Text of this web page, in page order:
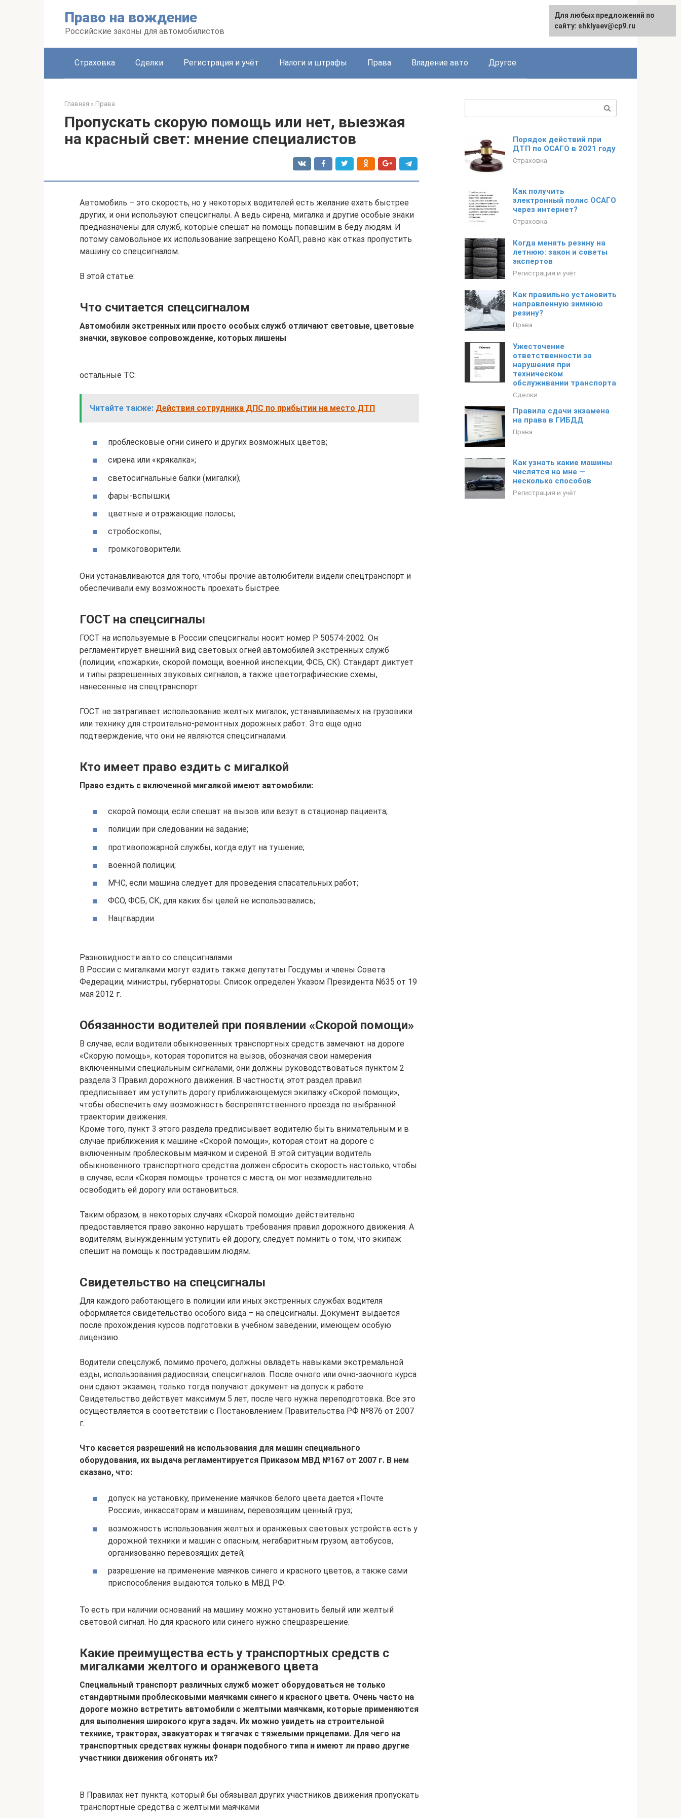
Право на вождение
Российские законы для автомобилистов
Страховка Сделки Регистрация и учёт Налоги и штрафы Права Владение авто Другое
Главная » Права
Пропускать скорую помощь или нет, выезжая
на красный свет: мнение специалистов
Автомобиль – это скорость, но у некоторых водителей есть желание ехать быстрее
других, и они используют спецсигналы. А ведь сирена, мигалка и другие особые знаки
предназначены для служб, которые спешат на помощь попавшим в беду людям. И
потому самовольное их использование запрещено КоАП, равно как отказ пропустить
машину со спецсигналом.
В этой статье:
Что считается спецсигналом
Автомобили экстренных или просто особых служб отличают световые, цветовые
значки, звуковое сопровождение, которых лишены
остальные ТС:
Читайте также: Действия сотрудника ДПС по прибытии на место ДТП
проблесковые огни синего и других возможных цветов;
сирена или «крякалка»;
светосигнальные балки (мигалки);
фары-вспышки;
цветные и отражающие полосы;
стробоскопы;
громкоговорители.
Они устанавливаются для того, чтобы прочие автолюбители видели спецтранспорт и
обеспечивали ему возможность проехать быстрее.
ГОСТ на спецсигналы
ГОСТ на используемые в России спецсигналы носит номер Р 50574-2002. Он
регламентирует внешний вид световых огней автомобилей экстренных служб
(полиции, «пожарки», скорой помощи, военной инспекции, ФСБ, СК). Стандарт диктует
и типы разрешенных звуковых сигналов, а также цветографические схемы,
нанесенные на спецтранспорт.
ГОСТ не затрагивает использование желтых мигалок, устанавливаемых на грузовики
или технику для строительно-ремонтных дорожных работ. Это еще одно
подтверждение, что они не являются спецсигналами.
Кто имеет право ездить с мигалкой
Право ездить с включенной мигалкой имеют автомобили:
скорой помощи, если спешат на вызов или везут в стационар пациента;
полиции при следовании на задание;
противопожарной службы, когда едут на тушение;
военной полиции;
МЧС, если машина следует для проведения спасательных работ;
ФСО, ФСБ, СК, для каких бы целей не использовались;
Нацгвардии.
Разновидности авто со спецсигналами
В России с мигалками могут ездить также депутаты Госдумы и члены Совета
Федерации, министры, губернаторы. Список определен Указом Президента N635 от 19
мая 2012 г.
Обязанности водителей при появлении «Скорой помощи»
В случае, если водители обыкновенных транспортных средств замечают на дороге
«Скорую помощь», которая торопится на вызов, обозначая свои намерения
включенными специальным сигналами, они должны руководствоваться пунктом 2
раздела 3 Правил дорожного движения. В частности, этот раздел правил
предписывает им уступить дорогу приближающемуся экипажу «Скорой помощи»,
чтобы обеспечить ему возможность беспрепятственного проезда по выбранной
траектории движения.
Кроме того, пункт 3 этого раздела предписывает водителю быть внимательным и в
случае приближения к машине «Скорой помощи», которая стоит на дороге с
включенным проблесковым маячком и сиреной. В этой ситуации водитель
обыкновенного транспортного средства должен сбросить скорость настолько, чтобы
в случае, если «Скорая помощь» тронется с места, он мог незамедлительно
освободить ей дорогу или остановиться.
Таким образом, в некоторых случаях «Скорой помощи» действительно
предоставляется право законно нарушать требования правил дорожного движения. А
водителям, вынужденным уступить ей дорогу, следует помнить о том, что экипаж
спешит на помощь к пострадавшим людям.
Свидетельство на спецсигналы
Для каждого работающего в полиции или иных экстренных службах водителя
оформляется свидетельство особого вида – на спецсигналы. Документ выдается
после прохождения курсов подготовки в учебном заведении, имеющем особую
лицензию.
Водители спецслужб, помимо прочего, должны овладеть навыками экстремальной
езды, использования радиосвязи, спецсигналов. После очного или очно-заочного курса
они сдают экзамен, только тогда получают документ на допуск к работе.
Свидетельство действует максимум 5 лет, после чего нужна переподготовка. Все это
осуществляется в соответствии с Постановлением Правительства РФ №876 от 2007
г.
Что касается разрешений на использования для машин специального
оборудования, их выдача регламентируется Приказом МВД №167 от 2007 г. В нем
сказано, что:
допуск на установку, применение маячков белого цвета дается «Почте
России», инкассаторам и машинам, перевозящим ценный груз;
возможность использования желтых и оранжевых световых устройств есть у
дорожной техники и машин с опасным, негабаритным грузом, автобусов,
организованно перевозящих детей;
разрешение на применение маячков синего и красного цветов, а также сами
приспособления выдаются только в МВД РФ.
То есть при наличии оснований на машину можно установить белый или желтый
световой сигнал. Но для красного или синего нужно спецразрешение.
Какие преимущества есть у транспортных средств с
мигалками желтого и оранжевого цвета
Специальный транспорт различных служб может оборудоваться не только
стандартными проблесковыми маячками синего и красного цвета. Очень часто на
дороге можно встретить автомобили с желтыми маячками, которые применяются
для выполнения широкого круга задач. Их можно увидеть на строительной
технике, тракторах, эвакуаторах и тягачах с тяжелыми прицепами. Для чего на
транспортных средствах нужны фонари подобного типа и имеют ли право другие
участники движения обгонять их?
В Правилах нет пункта, который бы обязывал других участников движения пропускать
транспортные средства с желтыми маячками
Порядок действий при
ДТП по ОСАГО в 2021 году
Страховка
Как получить
электронный полис ОСАГО
через интернет?
Страховка
Когда менять резину на
летнюю: закон и советы
экспертов
Регистрация и учёт
Как правильно установить
направленную зимнюю
резину?
Права
Ужесточение
ответственности за
нарушения при
техническом
обслуживании транспорта
Сделки
Правила сдачи экзамена
на права в ГИБДД
Права
Как узнать какие машины
числятся на мне —
несколько способов
Регистрация и учёт
Для любых предложений по
сайту: shklyaev@cp9.ru